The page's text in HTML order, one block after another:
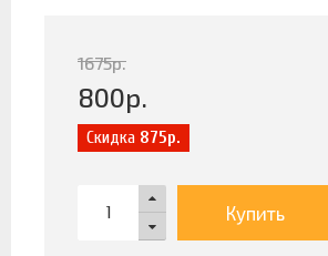
1675р.
800р.
Скидка 875р.
Купить